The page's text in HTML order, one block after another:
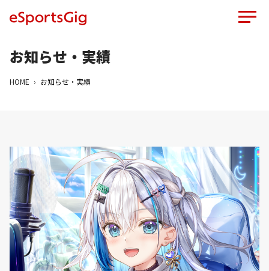
お知らせ・実績
HOME お知らせ・実績